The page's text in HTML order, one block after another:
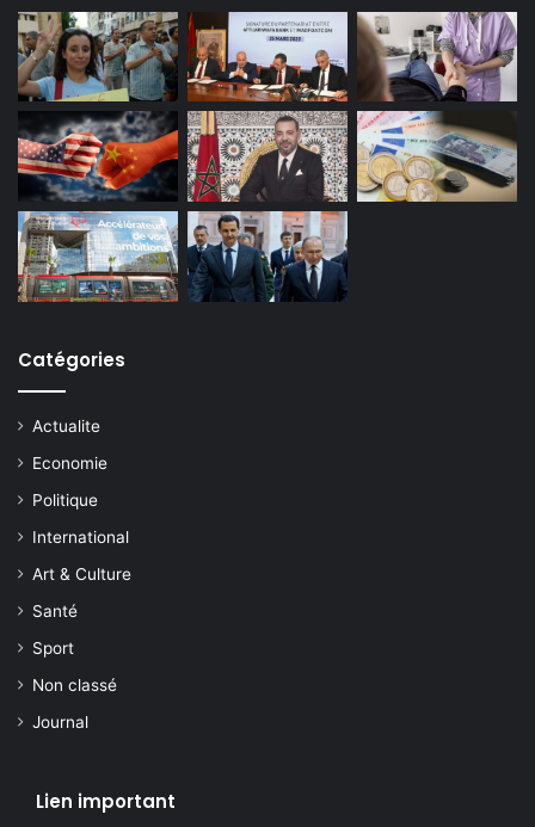
Catégories
Actualite
Economie
Politique
International
Art & Culture
Santé
Sport
Non classé
Journal
Lien important